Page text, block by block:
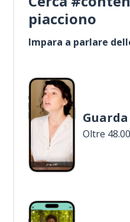
piacciono
Impara a parlare
Oltre